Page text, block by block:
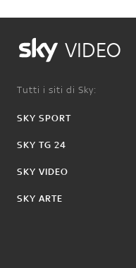
VIDEO
Tutti i siti di Sky:
SKY SPORT
SKY TG 24
SKY VIDEO
SKY ARTE